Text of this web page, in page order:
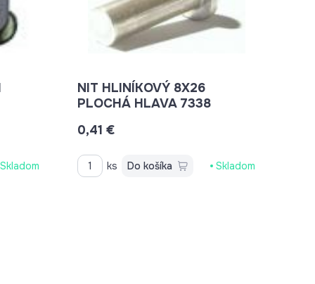
Skladom
NIT HLINÍKOVÝ 8X26
PLOCHÁ HLAVA 7338
0,41 €
ks Do košíka Skladom